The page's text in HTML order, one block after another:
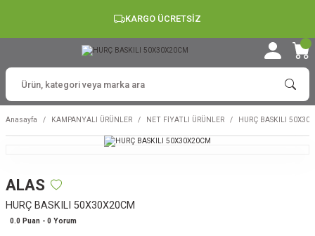
KARGO ÜCRETSİZ
Anasayfa KAMPANYALI ÜRÜNLER NET FİYATLI ÜRÜNLER HURÇ BASKILI
ALAS
HURÇ BASKILI 50X30X20CM
0.0 Puan - 0 Yorum